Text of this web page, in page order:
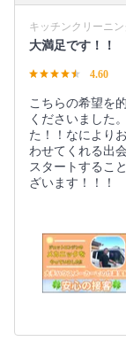
キッチンクリーニ
大満足です！！
4.60
こちらの希望を
くださいました
た！！なにより
わせてくれる出
スタートするこ
ざいます！！！